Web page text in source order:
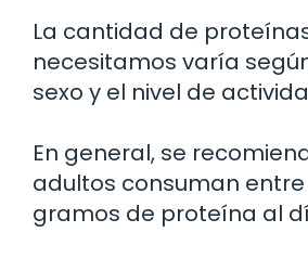
La cantidad de
necesitamos varía
sexo y el nivel de
En general, se
adultos consuman entre
gramos de proteína al